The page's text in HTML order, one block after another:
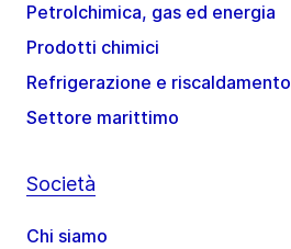
Petrolchimica, gas ed energia
Prodotti chimici
Refrigerazione e riscaldamento
Settore marittimo
Società
Chi siamo